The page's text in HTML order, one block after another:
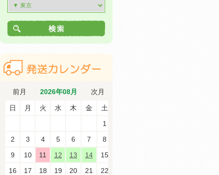
前月 次月
2026年08月
日 月 火 水 木 金
土
1
2
3 4 5 6 7
8
9
10 11 12 13 14
15
16
17 18 19 20 21
22